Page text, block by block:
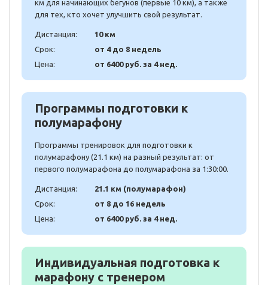
км для начинающих бегунов (первые 10 км), а также
для тех, кто хочет улучшить свой результат.
Дистанция:
10 км
Срок:
от 4 до 8 недель
Цена:
от 6400 руб. за 4 нед.
Программы подготовки к
полумарафону
Программы тренировок для подготовки к
полумарафону (21.1 км) на разный результат: от
первого полумарафона до полумарафона за 1:30:00.
Дистанция:
21.1 км (полумарафон)
Срок:
от 8 до 16 недель
Цена:
от 6400 руб. за 4 нед.
Индивидуальная подготовка к
марафону с тренером